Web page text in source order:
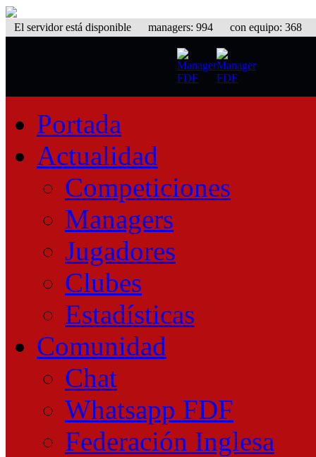
El servidor está disponible managers: 994 con equipo: 368
Portada
Actualidad
Competiciones
Managers
Jugadores
Clubes
Estadísticas
Comunidad
Chat
Whatsapp FDF
Federación Inglesa